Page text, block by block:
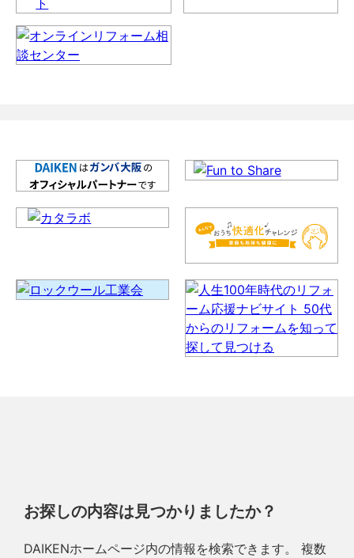
お探しの内容は見つかりましたか？
DAIKENホームページ内の情報を検索できます。 複数